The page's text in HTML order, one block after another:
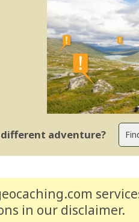
adventure?
in our disclaimer.